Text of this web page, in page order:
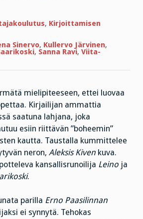
, Kirjoittamisen
Sinervo, Kullervo Järvinen,
, Sanna Ravi, Viita-
mielipiteeseen, ettei luovaa
Kirjailijan ammattia
saatuna lahjana, joka
esiin riittävän ”boheemin”
kautta. Taustalla kummittelee
neron, Aleksis Kiven kuva.
kansallisrunoilija Leino ja
.
parilla Erno Paasilinnan
ei synnytä. Tehokas